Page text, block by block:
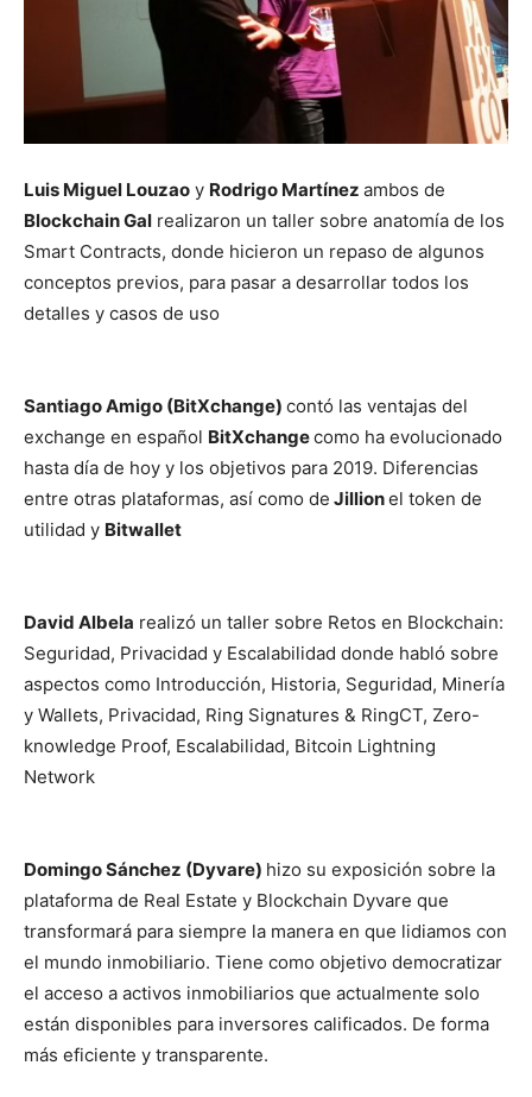
Luis Miguel Louzao y Rodrigo Martínez ambos de
Blockchain Gal realizaron un taller sobre anatomía de los
Smart Contracts, donde hicieron un repaso de algunos
conceptos previos, para pasar a desarrollar todos los
detalles y casos de uso
Santiago Amigo (BitXchange) contó las ventajas del
exchange en español BitXchangecomo ha evolucionado
hasta día de hoy y los objetivos para 2019. Diferencias
entre otras plataformas, así como de Jillionel token de
utilidad y Bitwallet
David Albela realizó un taller sobre Retos en Blockchain:
Seguridad, Privacidad y Escalabilidad donde habló sobre
aspectos como Introducción, Historia, Seguridad, Minería
y Wallets, Privacidad, Ring Signatures & RingCT, Zero-
knowledge Proof, Escalabilidad, Bitcoin Lightning
Network
Domingo Sánchez (Dyvare) hizo su exposición sobre la
plataforma de Real Estate y Blockchain Dyvare que
transformará para siempre la manera en que lidiamos con
el mundo inmobiliario. Tiene como objetivo democratizar
el acceso a activos inmobiliarios que actualmente solo
están disponibles para inversores calificados. De forma
más eficiente y transparente.